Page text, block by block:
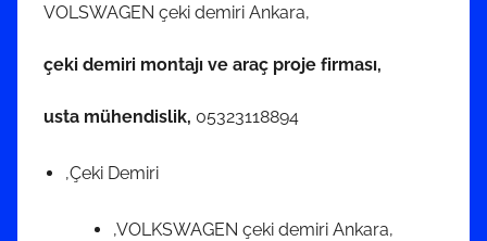
VOLSWAGEN çeki demiri Ankara,
çeki demiri montajı ve araç proje firması,
usta mühendislik, 05323118894
,Çeki Demiri
,VOLKSWAGEN çeki demiri Ankara,